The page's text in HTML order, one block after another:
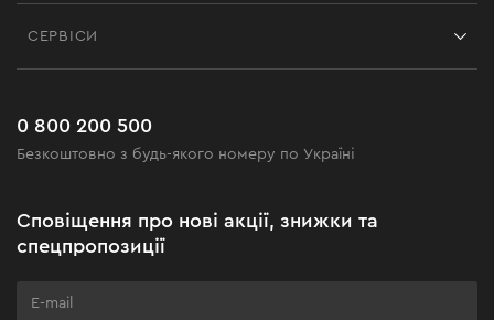
Чорна п'ятниця
Клуб майстерності
Поширені запитання
СЕРВІСИ
0 800 200 500
Безкоштовно з будь-якого номеру по Україні
Сповіщення про нові акції, знижки та
спецпропозиції